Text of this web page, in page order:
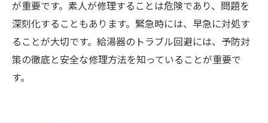
が重要です。素人が修理することは危険であり、問題を
深刻化することもあります。緊急時には、早急に対処す
ることが大切です。給湯器のトラブル回避には、予防対
策の徹底と安全な修理方法を知っていることが重要で
す。